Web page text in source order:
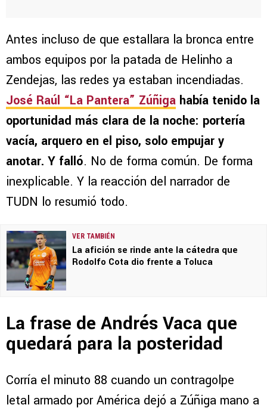
Antes incluso de que estallara la bronca entre
ambos equipos por la patada de Helinho a
Zendejas, las redes ya estaban incendiadas.
José Raúl “La Pantera” Zúñiga había tenido la
oportunidad más clara de la noche: portería
vacía, arquero en el piso, solo empujar y
anotar. Y falló. No de forma común. De forma
inexplicable. Y la reacción del narrador de
TUDN lo resumió todo.
VER TAMBIÉN
La afición se rinde ante la cátedra que
Rodolfo Cota dio frente a Toluca
La frase de Andrés Vaca que
quedará para la posteridad
Corría el minuto 88 cuando un contragolpe
letal armado por América dejó a Zúñiga mano a